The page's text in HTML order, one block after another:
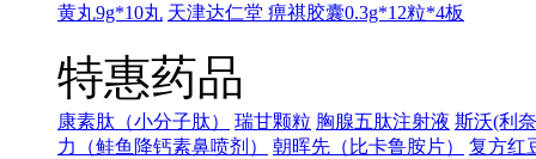
黄丸9g*10丸 天津达仁堂 痹祺胶囊0.3g*12粒*4板
特惠药品
康素肽（小分子肽） 瑞甘颗粒 胸腺五肽注射液 斯沃(利
力（鲑鱼降钙素鼻喷剂）
朝晖先（比卡鲁胺片）
复方红